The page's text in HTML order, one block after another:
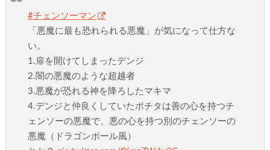
#チェンソーマン
「悪魔に最も恐れられる悪魔」が気になって仕方な
い。
1.扉を開けてしまったデンジ
2.闇の悪魔のような超越者
3.悪魔が恐れる神を降ろしたマキマ
4.デンジと仲良くしていたポチタは善の心を持つチ
ェンソーの悪魔で、悪の心を持つ別のチェンソーの
悪魔（ドラゴンボール風）